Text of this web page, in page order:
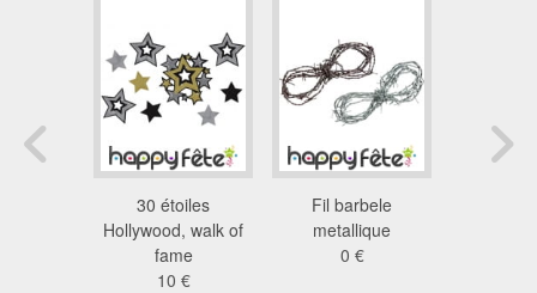
30 étoiles
Hollywood, walk of
fame
10 €
Fil barbele
metallique
0 €